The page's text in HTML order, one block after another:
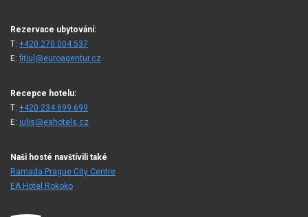
Rezervace ubytování:
T: +420 270 004 537
E:fitjul@euroagentur.cz
Recepce hotelu:
T: +420 234 699 699
E: julis@eahotels.cz
Naši hosté navštívili také
Ramada Prague City Centre
EA Hotel Rokoko